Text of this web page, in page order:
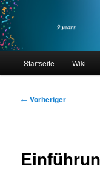
Zum
primären
Inhalt
springenphilocast
Startseite Wiki
Beitragsnavigation
← Vorheriger